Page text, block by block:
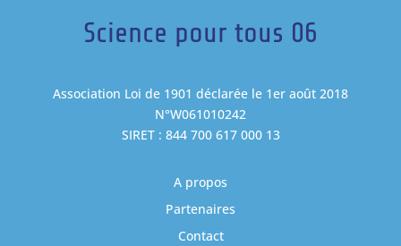
Science pour tous 06
Association Loi de 1901 déclarée le 1er août 2018
N°W061010242
SIRET : 844 700 617 000 13
A propos
Partenaires
Contact